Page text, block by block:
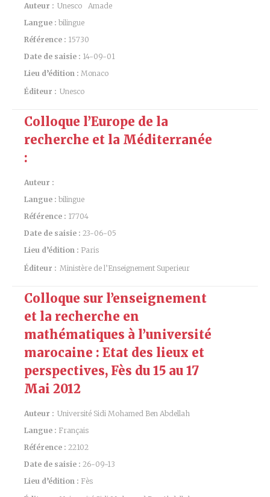
Auteur : Unesco
Amade
Langue : bilingue
Référence : 15730
Date de saisie : 14-09-01
Lieu d’édition : Monaco
Éditeur : Unesco
Colloque l’Europe de la
recherche et la Méditerranée
:
Auteur :
Langue : bilingue
Référence : 17704
Date de saisie : 23-06-05
Lieu d’édition : Paris
Éditeur : Ministère de l’Enseignement Superieur
Colloque sur l’enseignement
et la recherche en
mathématiques à l’université
marocaine : Etat des lieux et
perspectives, Fès du 15 au 17
Mai 2012
Auteur : Université Sidi Mohamed Ben Abdellah
Langue : Français
Référence : 22102
Date de saisie : 26-09-13
Lieu d’édition : Fès